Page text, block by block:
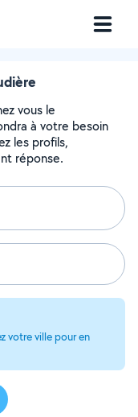
vous le
à votre besoin
les profils,
réponse.
votre ville pour en